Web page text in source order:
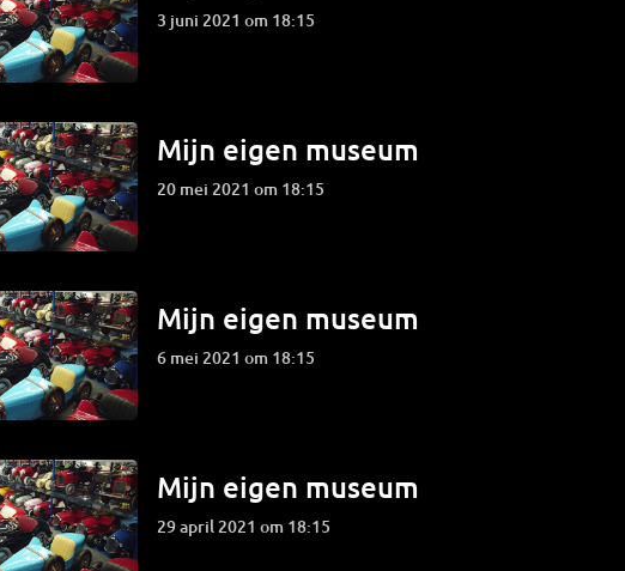
3 juni 2021 om 18:15
Mijn eigen museum
20 mei 2021 om 18:15
Mijn eigen museum
6 mei 2021 om 18:15
Mijn eigen museum
29 april 2021 om 18:15